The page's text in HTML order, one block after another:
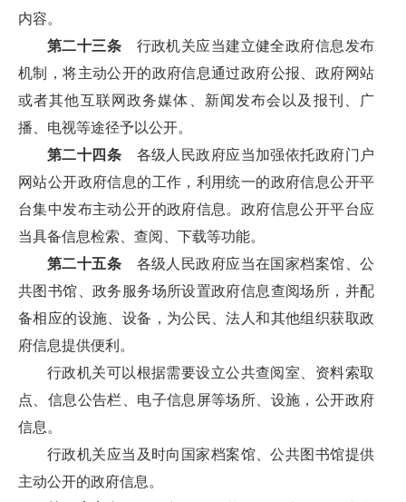
内容。
第二十三条 行政机关应当建立健全政府信息发布
机制，将主动公开的政府信息通过政府公报、政府网站
或者其他互联网政务媒体、新闻发布会以及报刊、广
播、电视等途径予以公开。
第二十四条 各级人民政府应当加强依托政府门户
网站公开政府信息的工作，利用统一的政府信息公开平
台集中发布主动公开的政府信息。政府信息公开平台应
当具备信息检索、查阅、下载等功能。
第二十五条 各级人民政府应当在国家档案馆、公
共图书馆、政务服务场所设置政府信息查阅场所，并配
备相应的设施、设备，为公民、法人和其他组织获取政
府信息提供便利。
行政机关可以根据需要设立公共查阅室、资料索取
点、信息公告栏、电子信息屏等场所、设施，公开政府
信息。
行政机关应当及时向国家档案馆、公共图书馆提供
主动公开的政府信息。